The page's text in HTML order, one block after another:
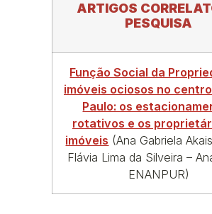
ARTIGOS
PESQUISA
Função Social da
imóveis ociosos no
Paulo: os
rotativos e os
imóveis (Ana Gabriela
Flávia Lima da Silveira –
ENANPUR)